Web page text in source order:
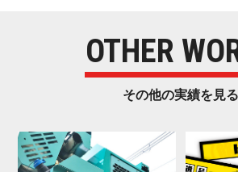
OTHER
その他の実 績 を 見 る